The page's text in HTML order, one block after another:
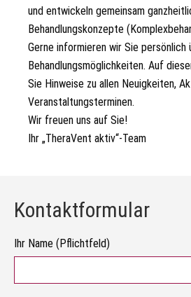
und entwickeln gemeinsam
Behandlungskonzepte
Gerne informieren wir Sie
Behandlungsmöglichkeiten. Auf
Sie Hinweise zu allen Neuigkeiten,
Veranstaltungsterminen.
Wir freuen uns auf Sie!
Ihr „TheraVent aktiv“-Team
Kontaktformular
Ihr Name (Pflichtfeld)